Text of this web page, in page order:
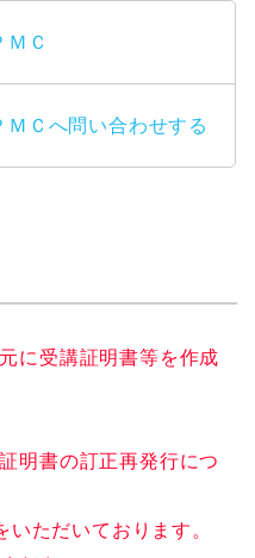
ＭＣ
ＭＣへ問い合わせする
に受講証明書等を作成
明書の訂正再発行につ
ただいております。